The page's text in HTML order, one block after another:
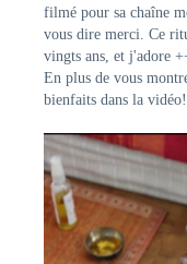
filmé pour sa chaîne
vous dire merci. Ce
vingts ans, et j'adore
En plus de vous
bienfaits dans la vidéo!